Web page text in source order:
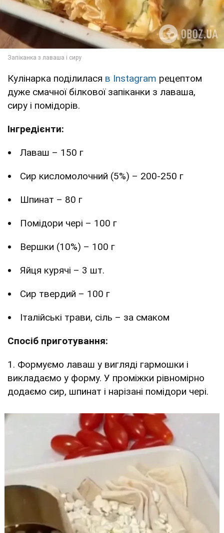
Кулінарка поділилася в Instagram рецептом
дуже смачної білкової запіканки з лаваша,
сиру і помідорів.
Інгредієнти:
Лаваш – 150 г
Сир кисломолочний (5%) – 200-250 г
Шпинат – 80 г
Помідори чері – 100 г
Вершки (10%) – 100 г
Яйця курячі – 3 шт.
Сир твердий – 100 г
Італійські трави, сіль – за смаком
Спосіб приготування:
1. Формуємо лаваш у вигляді гармошки і
викладаємо у форму. У проміжки рівномірно
додаємо сир, шпинат і нарізані помідори чері.